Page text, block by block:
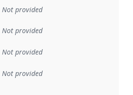
Not provided
Not provided
Not provided
Not provided